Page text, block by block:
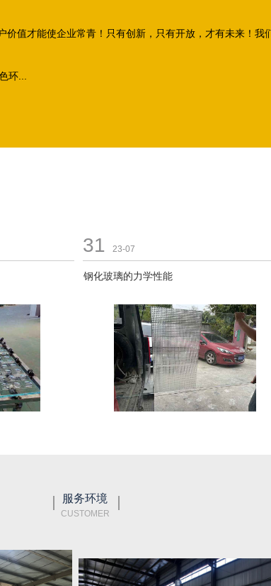
价值才能使企业常青！只有创新，只有开放，才有未来！我
环...
31 23-07
钢化玻璃的力学性能
服务环境
CUSTOMER